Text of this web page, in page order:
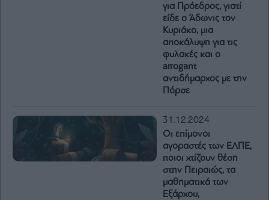
για Πρόεδρος, γιατί
είδε ο Άδωνις τον
Κυριάκο, μια
αποκάλυψη για τις
φυλακές και ο
arrogant
αντιδήμαρχος με την
Πόρσε
31.12.2024
Οι επίμονοι
αγοραστές των ΕΛΠΕ,
ποιοι χτίζουν θέση
στην Πειραιώς, τα
μαθηματικά των
Εξάρχου,